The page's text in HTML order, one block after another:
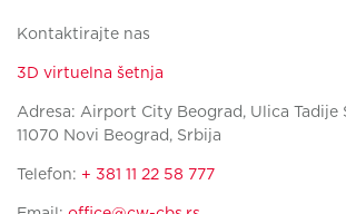
Kontaktirajte nas
3D virtuelna šetnja
Adresa: Airport City Beograd, Ulica Tadije
11070 Novi Beograd, Srbija
Telefon: + 381 11 22 58 777